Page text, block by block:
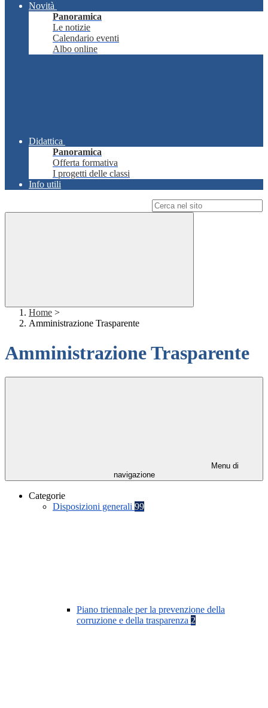
Novità
Panoramica
Le notizie
Calendario eventi
Albo online
Didattica
Panoramica
Offerta formativa
I progetti delle classi
Info utili
Home >
Amministrazione Trasparente
Amministrazione Trasparente
Menu di
navigazione
Categorie
Disposizioni generali 99
Piano triennale per la prevenzione della
corruzione e della trasparenza 2